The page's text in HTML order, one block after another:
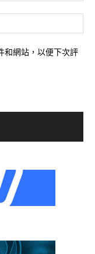
和網站，以便下次評